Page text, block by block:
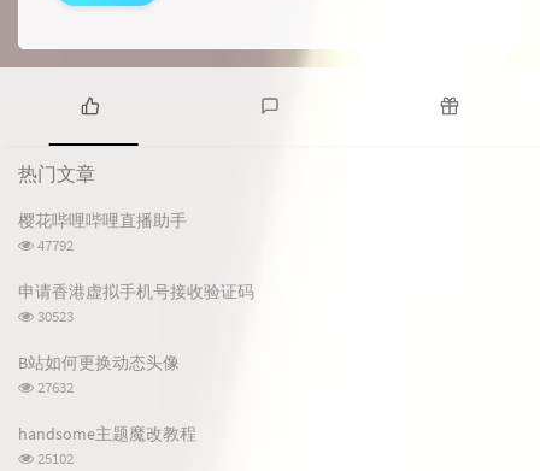
热
门
文
章
热门文章
樱花哔哩哔哩直播助手
浏
次
数:
47792
申请香港虚拟手机号接收验证码
浏
次
数:
30523
B站如何更换动态头像
浏
次
27632
handsome主题魔改教程
浏
25102